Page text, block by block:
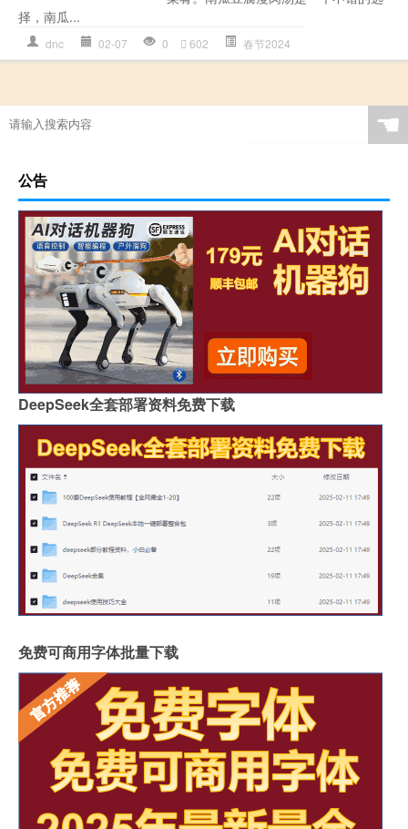
择，南瓜...
dnc 02-07 0 602 春节2024
☚
公告
DeepSeek全套部署资料免费下载
免费可商用字体批量下载